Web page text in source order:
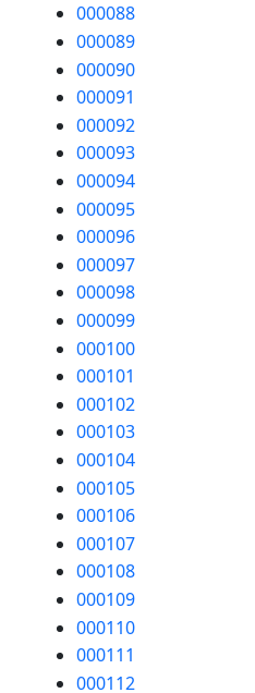
000088
000089
000090
000091
000092
000093
000094
000095
000096
000097
000098
000099
000100
000101
000102
000103
000104
000105
000106
000107
000108
000109
000110
000111
000112